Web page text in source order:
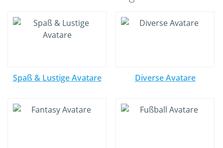
Spaß & Lustige Avatare Diverse Avatare